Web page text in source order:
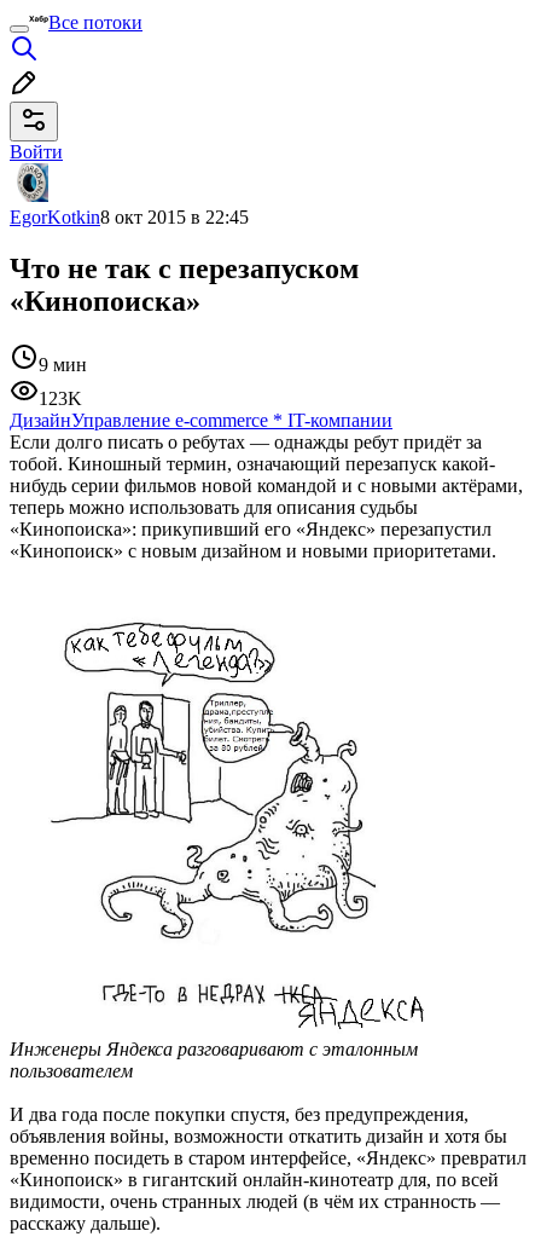
Все потоки
Войти
EgorKotkin8 окт 2015 в 22:45
Что не так с перезапуском
«Кинопоиска»
9 мин
123K
ДизайнУправление e-commerce * IT-компании
Если долго писать о ребутах — однажды ребут придёт за
тобой. Киношный термин, означающий перезапуск какой-
нибудь серии фильмов новой командой и с новыми актёрами,
теперь можно использовать для описания судьбы
«Кинопоиска»: прикупивший его «Яндекс» перезапустил
«Кинопоиск» с новым дизайном и новыми приоритетами.
Инженеры Яндекса разговаривают с эталонным
пользователем
И два года после покупки спустя, без предупреждения,
объявления войны, возможности откатить дизайн и хотя бы
временно посидеть в старом интерфейсе, «Яндекс» превратил
«Кинопоиск» в гигантский онлайн-кинотеатр для, по всей
видимости, очень странных людей (в чём их странность —
расскажу дальше).